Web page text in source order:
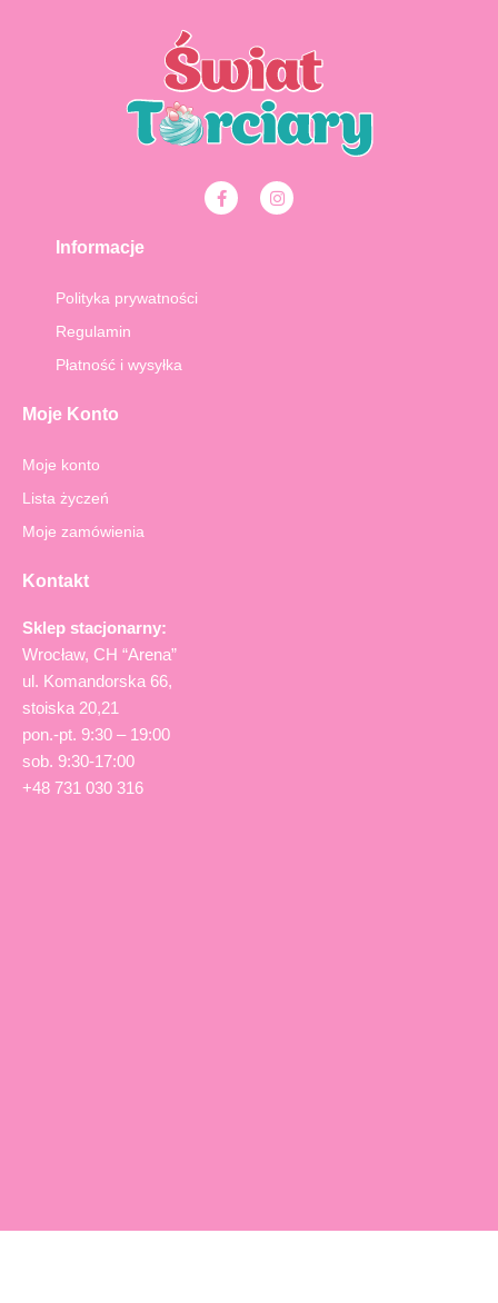
F
a
I
n
Informacje
Polityka prywatności
Regulamin
Płatność i wysyłka
Moje Konto
Moje konto
Lista życzeń
Moje zamówienia
Kontakt
Sklep stacjonarny:
Wrocław, CH “Arena”
ul. Komandorska 66,
stoiska 20,21
pon.-pt. 9:30 – 19:00
sob. 9:30-17:00
+48 731 030 316